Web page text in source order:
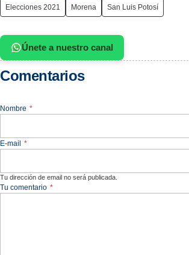
Elecciones 2021 Morena San Luis Potosí
Únete a nuestro canal
Comentarios
Nombre *
E-mail *
Tu dirección de email no será publicada.
Tu comentario *